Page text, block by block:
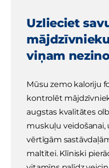
Uzlieciet
viņam
Mūsu zemo kaloriju
kontrolēt
augstas kvalitātes
muskuļu veidošanai,
vērtīgām
maltītei. Klīniski